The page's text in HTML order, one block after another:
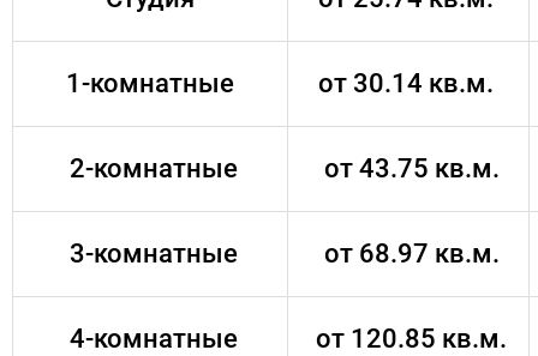
1-комнатные от 30.14 кв.м.
2-комнатные от 43.75 кв.м.
3-комнатные от 68.97 кв.м.
4-комнатные от 120.85 кв.м.